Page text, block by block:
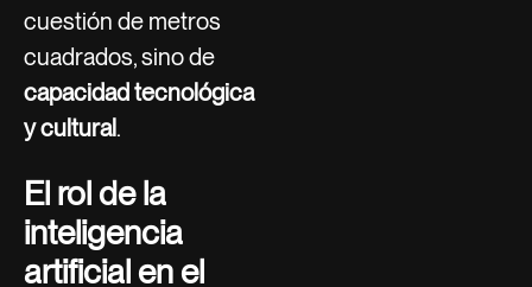
cuestión de metros
cuadrados, sino de
capacidad tecnológica
y cultural.
El rol de la
inteligencia
artificial en el